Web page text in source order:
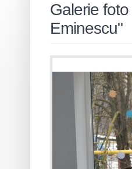
Galerie foto
Eminescu"